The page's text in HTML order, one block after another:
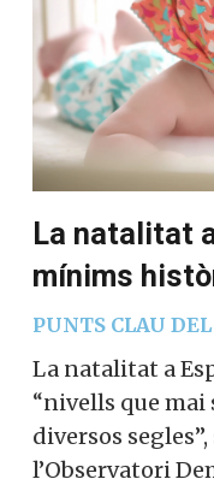
La natalitat
mínims
PUNTS CLAU
La natalitat a
“nivells que mai
diversos
l’Observatori